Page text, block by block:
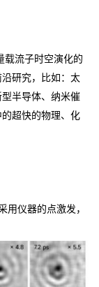
载流子时空演化的
研究，比如：太
半导体、纳米催
超快的物理、化
用仪器的点激发，